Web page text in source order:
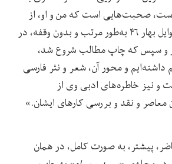
است، صحبت‌هایی است که من و او، از
اواخر زمستان ۴۴ تا اوایل بهار ۴۶ به‌طور مرتب و بدون وقفه، در
و سپس که چاپ مطالب شروع شد،
داشته‌ایم و محور آن، شعر و نثر فارسی
و نیز خاطره‌های ادبی وی از
معاصر و نقد و بررسی کارهای ایشان.»
پیشتر، به صورت کامل، در همان